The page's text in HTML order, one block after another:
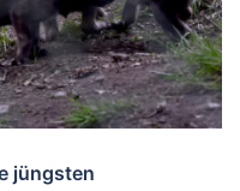
jüngsten